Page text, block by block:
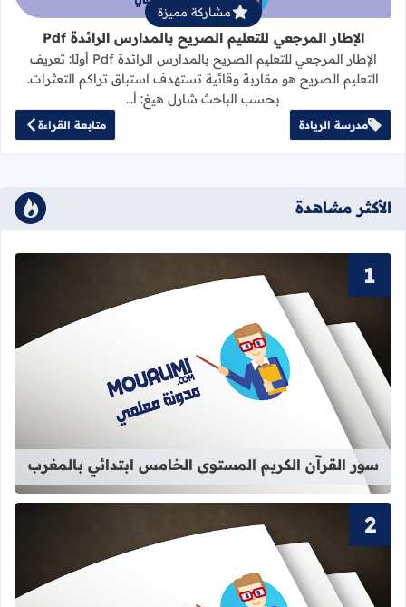
مشاركة مميزة
الإطار المرجعي للتعليم الصريح بالمدارس الرائدة Pdf
الإطار المرجعي للتعليم الصريح بالمدارس الرائدة Pdf أولًا: تعريف
التعليم الصريح هو مقاربة وقائية تستهدف استباق تراكم التعثرات.
بحسب الباحث شارل هيغ: أ…
مدرسة الريادة متابعة القراءة
الأكثر مشاهدة
قراءة المزيد عن سور القرآن
سور القرآن الكريم المستوى الخامس ابتدائي بالمغرب